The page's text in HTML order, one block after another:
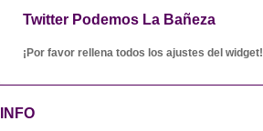
Twitter Podemos La Bañeza
¡Por favor rellena todos los ajustes del widget!
INFO